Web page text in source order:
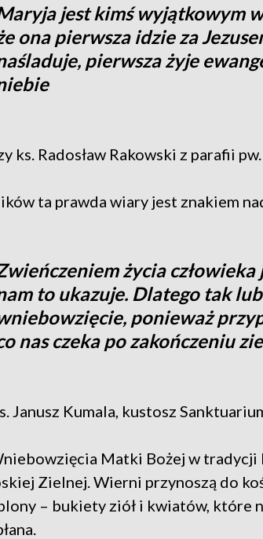
jest kimś wyjątkowym
ona pierwsza idzie za
pierwsza żyje
ks. Radosław Rakowski z parafii
ta prawda wiary jest znakiem
życia
to ukazuje. Dlatego tak
ponieważ
nas czeka po zakończeniu
Janusz Kumala, kustosz
Matki Bożej w tradycji
Zielnej. Wierni przynoszą do
– bukiety ziół i kwiatów, które